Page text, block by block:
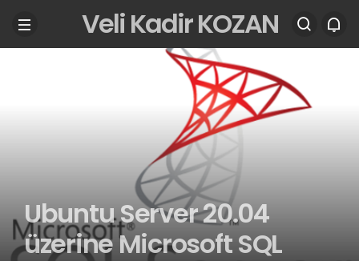
Veli Kadir KOZAN
Ubuntu Server 20.04
üzerine Microsoft SQL